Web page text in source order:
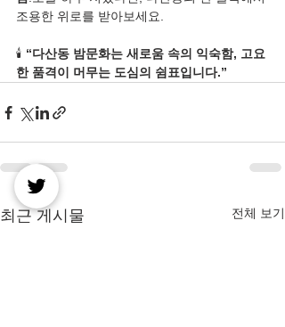
조용한 위로를 받아보세요.
🕯️ “다산동 밤문화는 새로움 속의 익숙함, 고요
한 품격이 머무는 도심의 쉼표입니다.”
최근 게시물 전체 보기